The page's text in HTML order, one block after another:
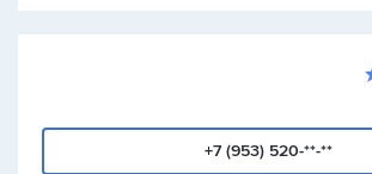
+7 (953) 520-**-**